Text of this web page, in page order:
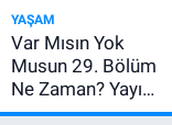
MasterChef'i
Geride Bıraktı
YAŞAM
Var Mısın Yok
Musun 29. Bölüm
Ne Zaman? Yayın
Günü Değişti, Yeni